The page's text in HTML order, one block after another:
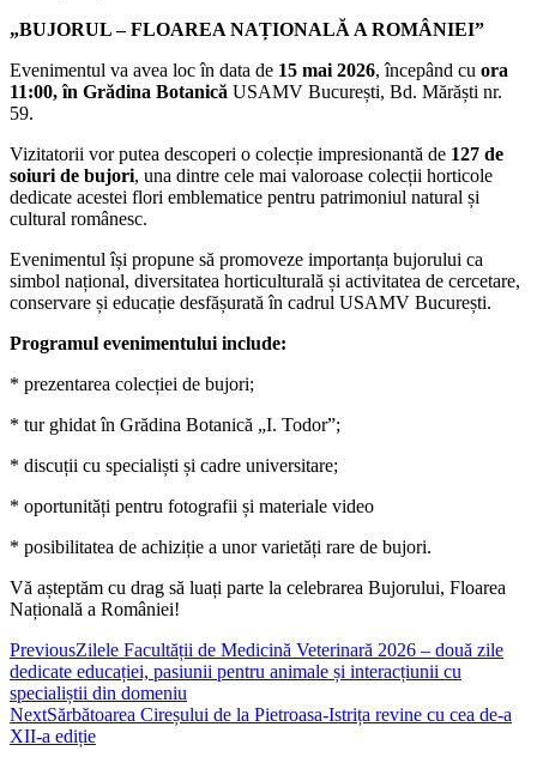
„BUJORUL – FLOAREA NAȚIONALĂ A ROMÂNIEI”
Evenimentul va avea loc în data de 15 mai 2026, începând cu ora
11:00, în Grădina Botanică USAMV București, Bd. Mărăști nr.
59.
Vizitatorii vor putea descoperi o colecție impresionantă de 127 de
soiuri de bujori, una dintre cele mai valoroase colecții horticole
dedicate acestei flori emblematice pentru patrimoniul natural și
cultural românesc.
Evenimentul își propune să promoveze importanța bujorului ca
simbol național, diversitatea horticulturală și activitatea de cercetare,
conservare și educație desfășurată în cadrul USAMV București.
Programul evenimentului include:
* prezentarea colecției de bujori;
* tur ghidat în Grădina Botanică „I. Todor”;
* discuții cu specialiști și cadre universitare;
* oportunități pentru fotografii și materiale video
* posibilitatea de achiziție a unor varietăți rare de bujori.
Vă așteptăm cu drag să luați parte la celebrarea Bujorului, Floarea
Națională a României!
PreviousZilele Facultății de Medicină Veterinară 2026 – două zile
dedicate educației, pasiunii pentru animale și interacțiunii cu
specialiștii din domeniu
NextSărbătoarea Cireșului de la Pietroasa-Istrița revine cu cea de-a
XII-a ediție